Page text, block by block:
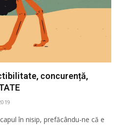
concurență,
în nisip, prefăcându-ne că e